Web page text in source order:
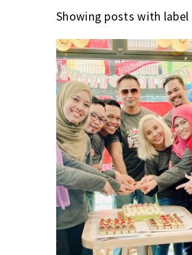
Showing posts with label